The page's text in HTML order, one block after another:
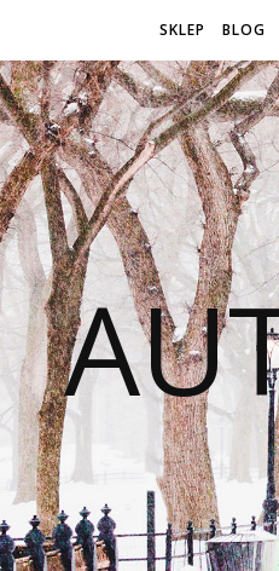
SKLEP BLOG